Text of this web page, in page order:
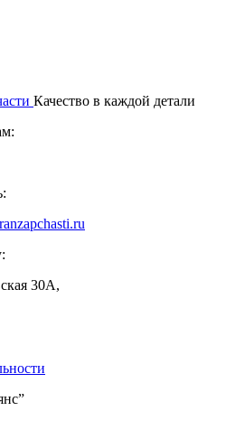
Качество в каждой детали
30А,